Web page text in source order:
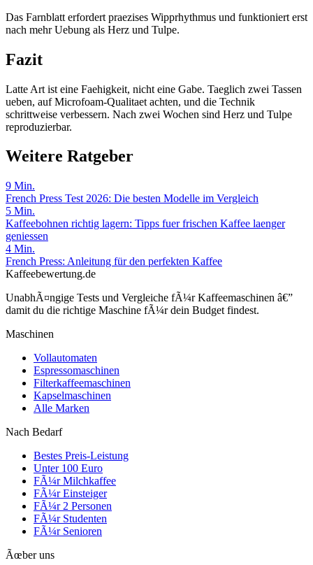
Das Farnblatt erfordert praezises Wipprhythmus und funktioniert erst
nach mehr Uebung als Herz und Tulpe.
Fazit
Latte Art ist eine Faehigkeit, nicht eine Gabe. Taeglich zwei Tassen
ueben, auf Microfoam-Qualitaet achten, und die Technik
schrittweise verbessern. Nach zwei Wochen sind Herz und Tulpe
reproduzierbar.
Weitere Ratgeber
9 Min.
French Press Test 2026: Die besten Modelle im Vergleich
5 Min.
Kaffeebohnen richtig lagern: Tipps fuer frischen Kaffee laenger
geniessen
4 Min.
French Press: Anleitung für den perfekten Kaffee
Kaffeebewertung.de
UnabhÃ¤ngige Tests und Vergleiche fÃ¼r Kaffeemaschinen â€”
damit du die richtige Maschine fÃ¼r dein Budget findest.
Maschinen
Vollautomaten
Espressomaschinen
Filterkaffeemaschinen
Kapselmaschinen
Alle Marken
Nach Bedarf
Bestes Preis-Leistung
Unter 100 Euro
FÃ¼r Milchkaffee
FÃ¼r Einsteiger
FÃ¼r 2 Personen
FÃ¼r Studenten
FÃ¼r Senioren
Ãœber uns